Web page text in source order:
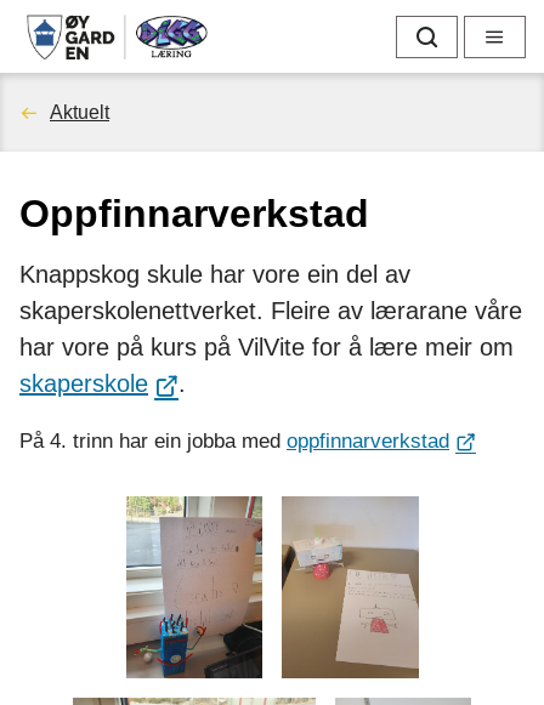
D
i
g
æ
r
n
g
Søk Meny
Du
her:
Aktuelt
Oppfinnarverkstad
Knappskog skule har vore ein del av
skaperskolenettverket. Fleire av lærarane våre
har vore på kurs på VilVite for å lære meir om
skaperskole
.
På 4. trinn har ein jobba med oppfinnarverkstad